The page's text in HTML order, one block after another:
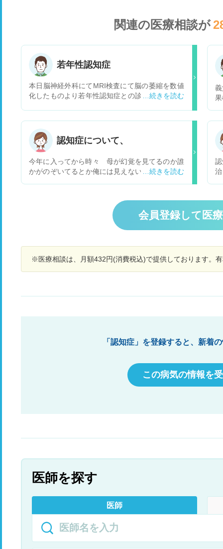
関連の医療相談が
若年性認知症
本日脳神経外科にてMRI検査にて脳の萎縮を数値
化したものより若年性認知症との診断を受けまし
はなんでしょうか。
認知症について、
今年に入ってから時々 母が幻覚を見てるのか誰
かがのぞいてるとか俺には見えない誰かと口喧嘩
まいます。 ここ数年 俺と住んで居ますが家にひ
とりで居るのがいけないのでしょうか? 認知症の
検査うけよかって言うとまだボケてない!! って言
って受けようとしませんどしたらいいですか?
会員登録して医
※医療相談は、月額432円(消費税込)で提供しております。
「認知症」を登録すると、新着
この病気の情報を
医師を探す
医師